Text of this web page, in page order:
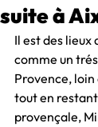
suite à
Il est des
comme un
Provence,
tout en
provençale,